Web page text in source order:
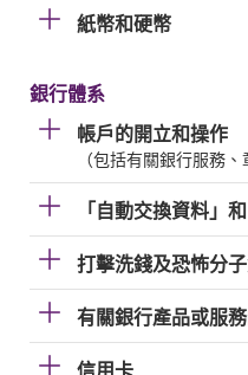
紙幣和硬幣
銀行體系
帳戶的開立和操作
（包括有關銀行服務
「自動交換資料」
打擊洗錢及恐怖分
有關銀行產品或服
信用卡